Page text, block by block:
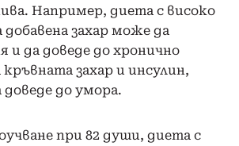
Например, диета с високо
захар може да
и да доведе до хронично
кръвната захар и инсулин,
до умора.
при 82 души, диета с